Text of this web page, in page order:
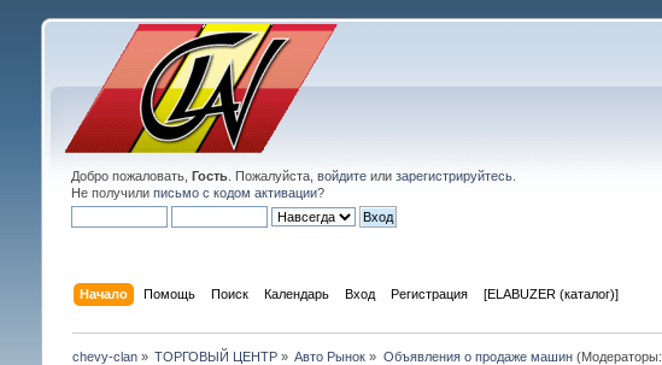
Добро пожаловать, Гость. Пожалуйста, войдитеили зарегистрируйтесь.
Не получили письмо с кодом активации?
Начало Помощь Поиск Календарь Вход Регистрация [ELABUZER (каталог)]
chevy-clan» ТОРГОВЫЙ ЦЕНТР » Авто Рынок » Объявления о продаже машин(Модераторы: